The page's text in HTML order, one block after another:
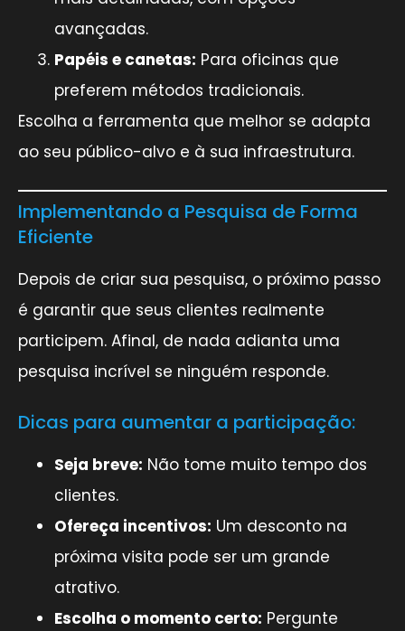
avançadas.
Papéis e canetas: Para oficinas que
preferem métodos tradicionais.
Escolha a ferramenta que melhor se adapta
ao seu público-alvo e à sua infraestrutura.
Implementando a Pesquisa de Forma
Eficiente
Depois de criar sua pesquisa, o próximo passo
é garantir que seus clientes realmente
participem. Afinal, de nada adianta uma
pesquisa incrível se ninguém responde.
Dicas para aumentar a participação:
Seja breve: Não tome muito tempo dos
clientes.
Ofereça incentivos: Um desconto na
próxima visita pode ser um grande
atrativo.
Escolha o momento certo: Pergunte